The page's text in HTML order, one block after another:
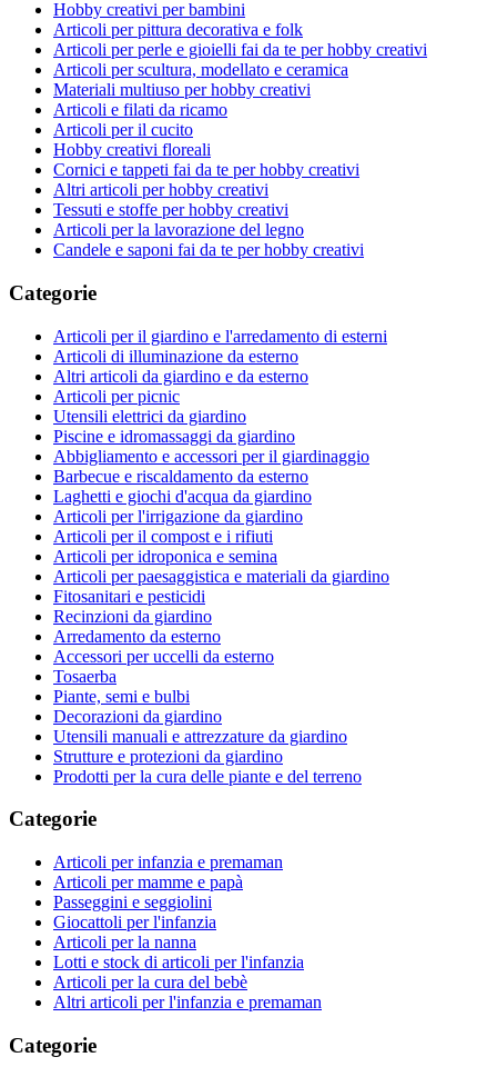
Hobby creativi per bambini
Articoli per pittura decorativa e folk
Articoli per perle e gioielli fai da te per hobby creativi
Articoli per scultura, modellato e ceramica
Materiali multiuso per hobby creativi
Articoli e filati da ricamo
Articoli per il cucito
Hobby creativi floreali
Cornici e tappeti fai da te per hobby creativi
Altri articoli per hobby creativi
Tessuti e stoffe per hobby creativi
Articoli per la lavorazione del legno
Candele e saponi fai da te per hobby creativi
Categorie
Articoli per il giardino e l'arredamento di esterni
Articoli di illuminazione da esterno
Altri articoli da giardino e da esterno
Articoli per picnic
Utensili elettrici da giardino
Piscine e idromassaggi da giardino
Abbigliamento e accessori per il giardinaggio
Barbecue e riscaldamento da esterno
Laghetti e giochi d'acqua da giardino
Articoli per l'irrigazione da giardino
Articoli per il compost e i rifiuti
Articoli per idroponica e semina
Articoli per paesaggistica e materiali da giardino
Fitosanitari e pesticidi
Recinzioni da giardino
Arredamento da esterno
Accessori per uccelli da esterno
Tosaerba
Piante, semi e bulbi
Decorazioni da giardino
Utensili manuali e attrezzature da giardino
Strutture e protezioni da giardino
Prodotti per la cura delle piante e del terreno
Categorie
Articoli per infanzia e premaman
Articoli per mamme e papà
Passeggini e seggiolini
Giocattoli per l'infanzia
Articoli per la nanna
Lotti e stock di articoli per l'infanzia
Articoli per la cura del bebè
Altri articoli per l'infanzia e premaman
Categorie